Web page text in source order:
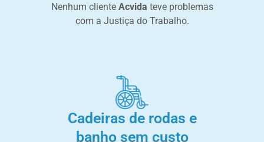
Nenhum cliente Acvida teve problemas
com a Justiça do Trabalho.
Cadeiras de rodas e
banho sem custo